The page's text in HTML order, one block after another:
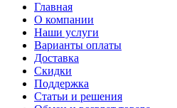
Главная
О компании
Наши услуги
Варианты оплаты
Доставка
Скидки
Поддержка
Статьи и решения